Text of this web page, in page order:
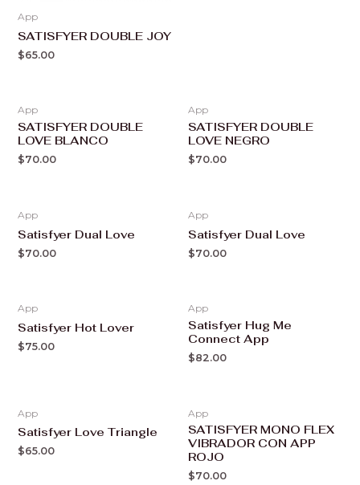
App
SATISFYER DOUBLE JOY
$65.00
App
SATISFYER DOUBLE
LOVE BLANCO
$70.00
App
SATISFYER DOUBLE
LOVE NEGRO
$70.00
App
Satisfyer Dual Love
$70.00
App
Satisfyer Dual Love
$70.00
App
Satisfyer Hot Lover
$75.00
App
Satisfyer Hug Me
Connect App
$82.00
App
Satisfyer Love Triangle
$65.00
App
SATISFYER MONO FLEX
VIBRADOR CON APP
ROJO
$70.00